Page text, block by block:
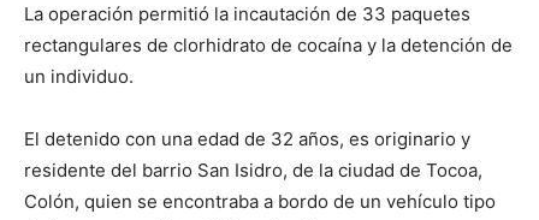
La operación permitió la incautación de 33 paquetes
rectangulares de clorhidrato de cocaína y la detención de
un individuo.
El detenido con una edad de 32 años, es originario y
residente del barrio San Isidro, de la ciudad de Tocoa,
Colón, quien se encontraba a bordo de un vehículo tipo